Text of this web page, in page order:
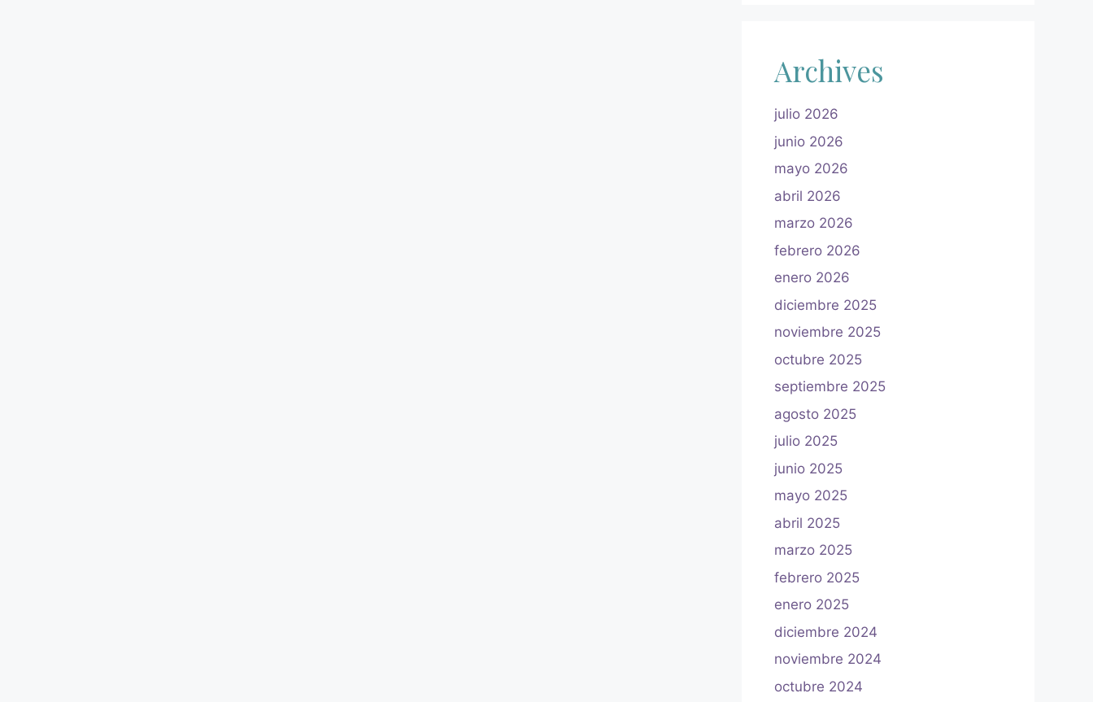
Archives
julio 2026
junio 2026
mayo 2026
abril 2026
marzo 2026
febrero 2026
enero 2026
diciembre 2025
noviembre 2025
octubre 2025
septiembre 2025
agosto 2025
julio 2025
junio 2025
mayo 2025
abril 2025
marzo 2025
febrero 2025
enero 2025
diciembre 2024
noviembre 2024
octubre 2024